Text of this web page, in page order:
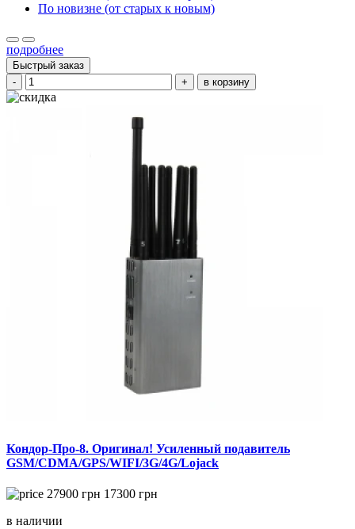
По новизне (от старых к новым)
подробнее
Быстрый заказ
-
+ в корзину
Кондор-Про-8. Оригинал! Усиленный подавитель
GSM/CDMA/GPS/WIFI/3G/4G/Lojack
27900 грн 17300 грн
в наличии